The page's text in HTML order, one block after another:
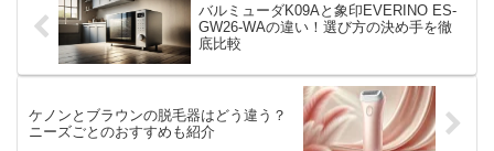
バルミューダK09Aと象印EVERINO ES-
GW26-WAの違い！選び方の決め手を徹
底比較
ケノンとブラウンの脱毛器はどう違う？
ニーズごとのおすすめも紹介